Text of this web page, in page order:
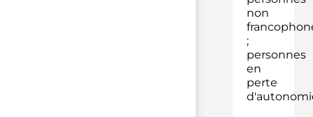
non
;
personnes
en
perte